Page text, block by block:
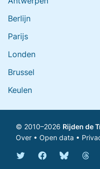
Berlijn
Parijs
Londen
Brussel
Keulen
© 2010–2026 Rijden de
Over • Open data •